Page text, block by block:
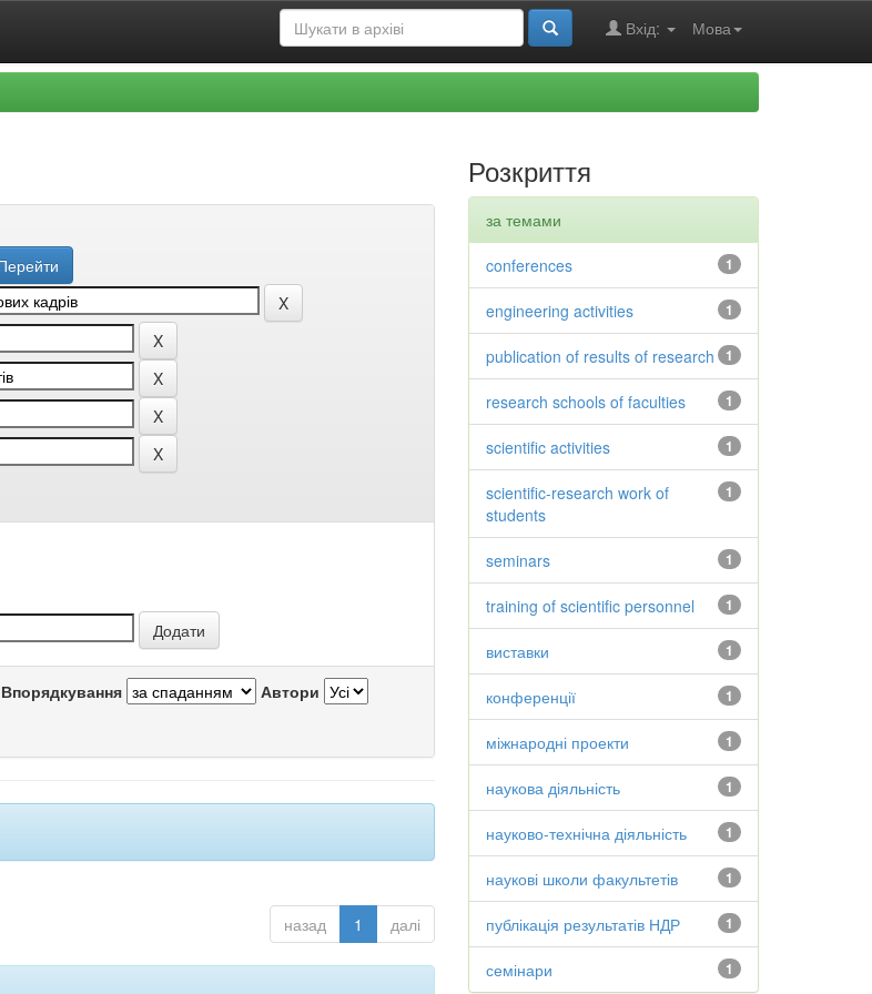
Мова
Вхід:
Впорядкування Автори
назад 1 далі
Розкриття
за темами
1
conferences
1
engineering activities
1
publication of results of research
1
research schools of faculties
1
scientific activities
1
scientific-research work of
students
1
seminars
1
training of scientific personnel
1
виставки
1
конференції
1
міжнародні проекти
1
наукова діяльність
1
науково-технічна діяльність
1
наукові школи факультетів
1
публікація результатів НДР
1
семінари